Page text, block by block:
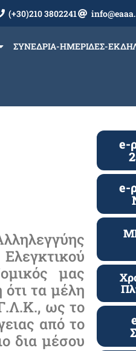
(+30)210 3802241
ΣΥΝΕΔΡΙΑ-ΗΜΕΡΙΔΕΣ-
μας
τα μέλη
ως το
από το
δια μέσου
e-
e-